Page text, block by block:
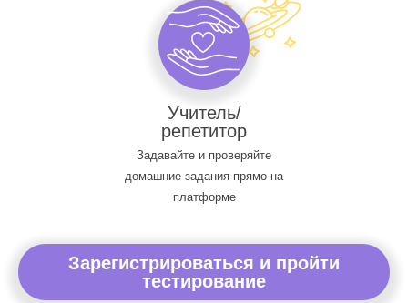
Учитель/
репетитор
Задавайте и проверяйте
домашние задания прямо на
платформе
Зарегистрироваться и пройти
тестирование